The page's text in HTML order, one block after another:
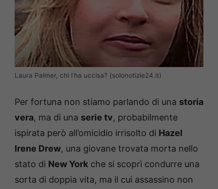
Laura Palmer, chi l’ha uccisa? (solonotizie24.it)
Per fortuna non stiamo parlando di una storia
vera, ma di una serie tv, probabilmente
ispirata però all’omicidio irrisolto di Hazel
Irene Drew, una giovane trovata morta nello
stato di New York che si scoprì condurre una
sorta di doppia vita, ma il cui assassino non